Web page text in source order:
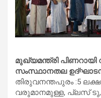
മുഖ്യമന്ത്രി
സംസ്ഥാനതല
തിരുവനന്തപുരം :5
വരുമാനമുള്ള, പ്ലസ് ടു,